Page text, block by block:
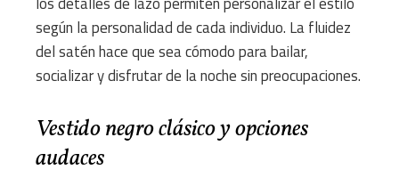
según la personalidad de cada individuo. La fluidez
del satén hace que sea cómodo para bailar,
socializar y disfrutar de la noche sin preocupaciones.
Vestido negro clásico y opciones
audaces